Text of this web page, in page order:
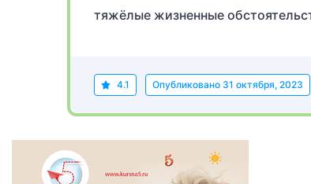
тяжёлые жизненные
4.1 Опубликовано 31 октября, 2023